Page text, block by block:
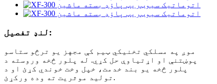
لنډ تفصیل:
موږ په مسلکي تخنیکي ټیم کې مجهز یو ترڅو ستاسو
پوښتنې او اړتیاوې حل کړي. له پلور څخه وروسته د
پلور څخه یو بند خدمت، خپل وخت خوندي کړئ او د
تولید موثریت ته وده ورکړئ.